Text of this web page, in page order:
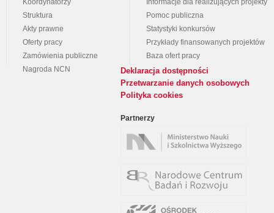
Koordynatorzy
Struktura
Akty prawne
Oferty pracy
Zamówienia publiczne
Nagroda NCN
Informacje dla realizujących projekty
Pomoc publiczna
Statystyki konkursów
Przykłady finansowanych projektów
Baza ofert pracy
Deklaracja dostępności
Przetwarzanie danych osobowych
Polityka cookies
Partnerzy